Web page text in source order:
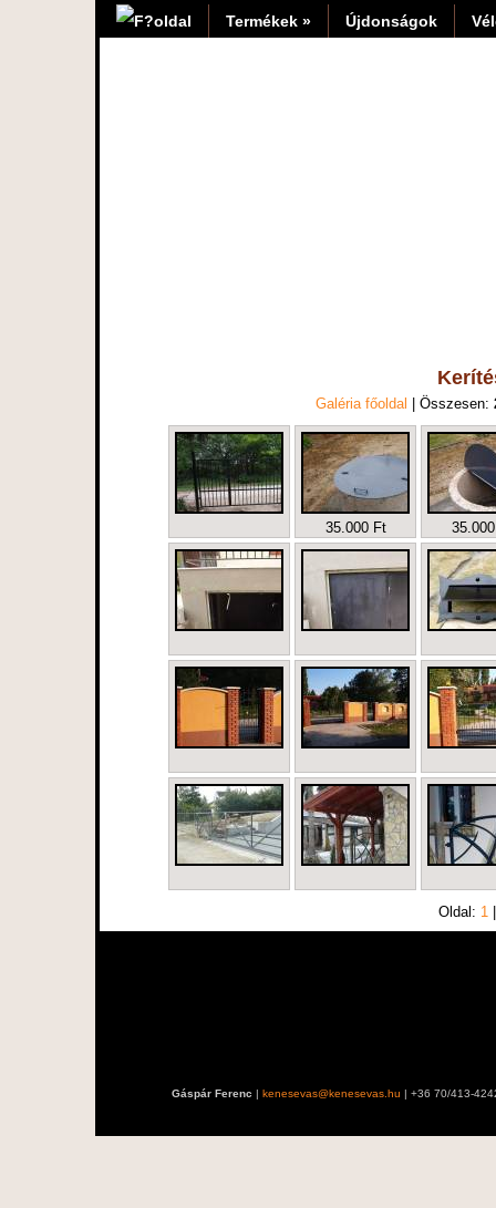
Termékek » Újdonságok
Galéria főoldal | Összesen:
35.000 Ft
Oldal: 1
Gáspár Ferenc | kenesevas@kenesevas.hu | +36 70/413-